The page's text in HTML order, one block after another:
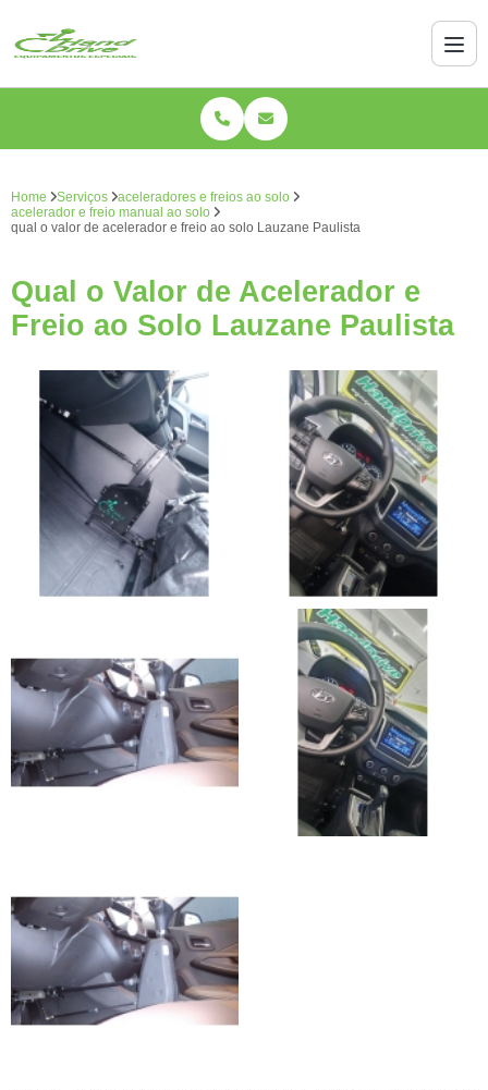
Home Serviços
aceleradores e freios ao solo
acelerador e freio manual ao solo
qual o valor de acelerador e freio ao solo Lauzane Paulista
Qual o Valor de Acelerador e
Freio ao Solo Lauzane Paulista